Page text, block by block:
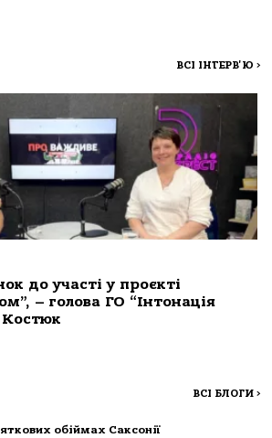
ВСІ ІНТЕРВ'Ю >
до участі у проєкті
– голова ГО “Інтонація
Костюк
ВСІ БЛОГИ >
обіймах Саксонії